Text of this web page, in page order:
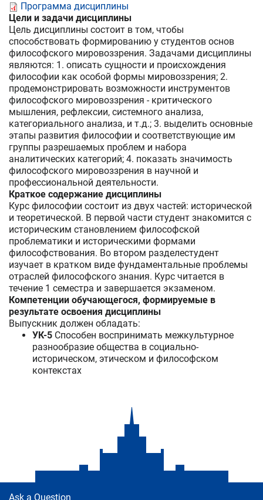
Программа дисциплины
Цели и задачи дисциплины
Цель дисциплины состоит в том, чтобы
способствовать формированию у студентов основ
философского мировоззрения. Задачами дисциплины
являются: 1. описать сущности и происхождения
философии как особой формы мировоззрения; 2.
продемонстрировать возможности инструментов
философского мировоззрения - критического
мышления, рефлексии, системного анализа,
категориального анализа, и т.д.; 3. выделить основные
этапы развития философии и соответствующие им
группы разрешаемых проблем и набора
аналитических категорий; 4. показать значимость
философского мировоззрения в научной и
профессиональной деятельности.
Краткое содержание дисциплины
Курс философии состоит из двух частей: исторической
и теоретической. В первой части студент знакомится с
историческим становлением философской
проблематики и историческими формами
философствования. Во втором разделестудент
изучает в кратком виде фундаментальные проблемы
отраслей философского знания. Курс читается в
течение 1 семестра и завершается экзаменом.
Компетенции обучающегося, формируемые в
результате освоения дисциплины
Выпускник должен обладать:
УК-5 Способен воспринимать межкультурное
разнообразие общества в социально-
историческом, этическом и философском
контекстах
Ask a Question